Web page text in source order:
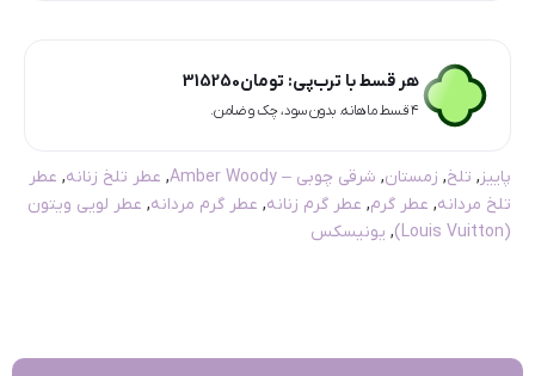
هر قسط با ترب‌پی: تومان315250
۴ قسط ماهانه. بدون سود، چک و ضامن.
پاییز, تلخ, زمستان, شرقی چوبی – Amber Woody , عطر تلخ زنانه, عطر
تلخ مردانه, عطر گرم, عطر گرم زنانه, عطر گرم مردانه, عطر لویی ویتون
(Louis Vuitton)
, یونیسکس